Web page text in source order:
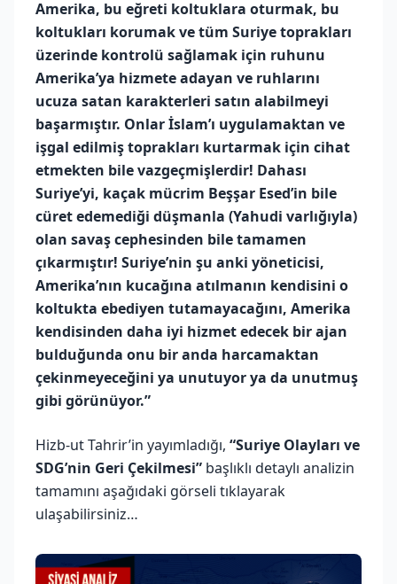
Amerika, bu eğreti koltuklara oturmak, bu
koltukları korumak ve tüm Suriye toprakları
üzerinde kontrolü sağlamak için ruhunu
Amerika’ya hizmete adayan ve ruhlarını
ucuza satan karakterleri satın alabilmeyi
başarmıştır. Onlar İslam’ı uygulamaktan ve
işgal edilmiş toprakları kurtarmak için cihat
etmekten bile vazgeçmişlerdir! Dahası
Suriye’yi, kaçak mücrim Beşşar Esed’in bile
cüret edemediği düşmanla (Yahudi varlığıyla)
olan savaş cephesinden bile tamamen
çıkarmıştır! Suriye’nin şu anki yöneticisi,
Amerika’nın kucağına atılmanın kendisini o
koltukta ebediyen tutamayacağını, Amerika
kendisinden daha iyi hizmet edecek bir ajan
bulduğunda onu bir anda harcamaktan
çekinmeyeceğini ya unutuyor ya da unutmuş
gibi görünüyor.”
Hizb-ut Tahrir’in yayımladığı, “Suriye Olayları ve
SDG’nin Geri Çekilmesi” başlıklı detaylı analizin
tamamını aşağıdaki görseli tıklayarak
ulaşabilirsiniz…